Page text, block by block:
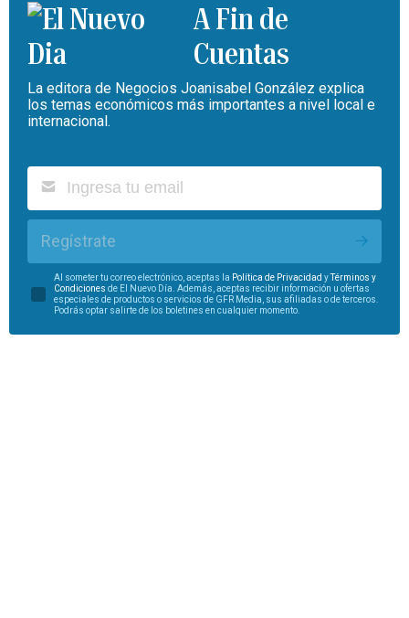
A Fin de
Cuentas
La editora de Negocios Joanisabel González explica
los temas económicos más importantes a nivel local e
internacional.
Regístrate
Al someter tu correo electrónico, aceptas la Política de Privacidad yTérminos y
Condiciones de El Nuevo Día. Además, aceptas recibir información u ofertas
especiales de productos o servicios de GFR Media, sus afiliadas o de terceros.
Podrás optar salirte de los boletines en cualquier momento.